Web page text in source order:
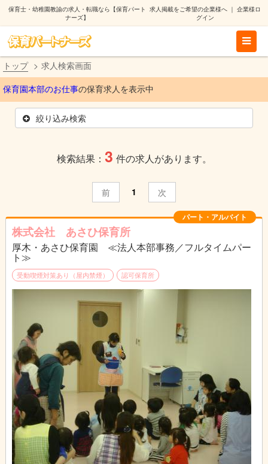
保育士・幼稚園教諭の求人・転職なら【保育パート
ナーズ】
求人掲載をご希望の企業様へ｜ 企業様ロ
グイン
トップ 求人検索画面
保育園本部のお仕事の保育求人を表示中
絞り込み検索
検索結果： 3 件の求人があります。
前 1 次
パート・アルバイト
株式会社 あさひ保育所
厚木・あさひ保育園 ≪法人本部事務／フルタイムパー
ト≫
受動喫煙対策あり（屋内禁煙） 認可保育所